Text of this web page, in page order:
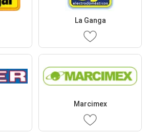
La Ganga
Marcimex